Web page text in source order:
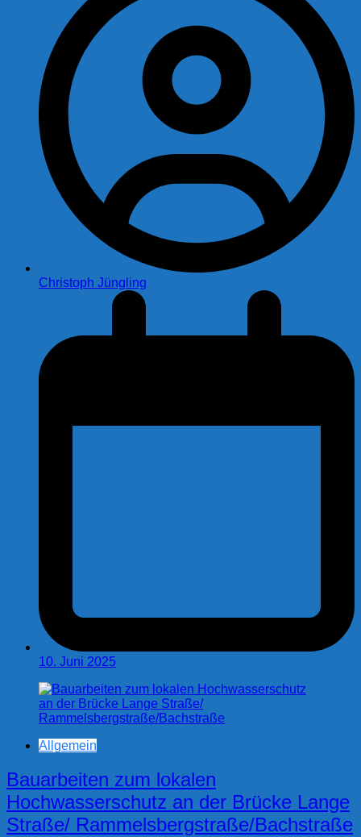
Christoph Jüngling
10. Juni 2025
Allgemein
Bauarbeiten zum lokalen
Hochwasserschutz an der Brücke Lange
Straße/ Rammelsbergstraße/Bachstraße